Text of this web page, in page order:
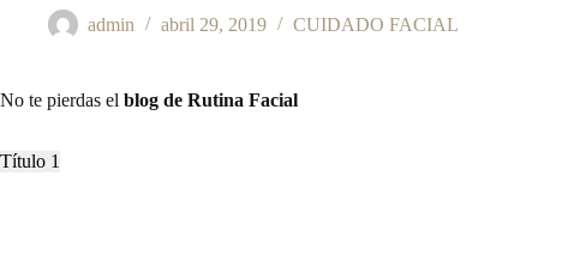
admin abril 29, 2019 CUIDADO FACIAL
No te pierdas el blog de Rutina Facial
Título 1